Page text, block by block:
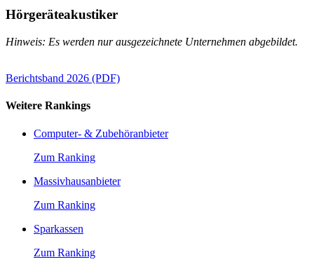
Hörgeräteakustiker
Hinweis: Es werden nur ausgezeichnete Unternehmen abgebildet.
Berichtsband 2026 (PDF)
Weitere Rankings
Computer- & Zubehöranbieter
Zum Ranking
Massivhausanbieter
Zum Ranking
Sparkassen
Zum Ranking